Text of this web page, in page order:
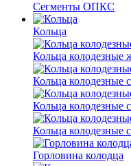
Сегменты ОПКС
Кольца
Кольца колодезные
Кольца колодезные
Кольца колодезные
Кольца колодезные
Горловина колодца